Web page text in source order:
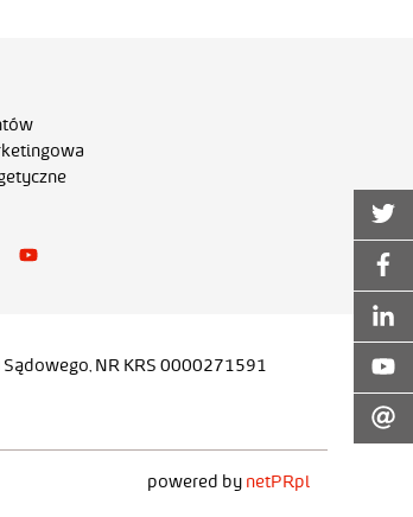
NR KRS 0000271591
powered by netPR.pl